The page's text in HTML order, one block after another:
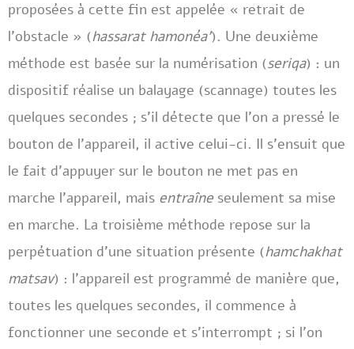
proposées à cette fin est appelée « retrait de
l’obstacle » (hassarat hamonéa’). Une deuxième
méthode est basée sur la numérisation (seriqa) : un
dispositif réalise un balayage (scannage) toutes les
quelques secondes ; s’il détecte que l’on a pressé le
bouton de l’appareil, il active celui-ci. Il s’ensuit que
le fait d’appuyer sur le bouton ne met pas en
marche l’appareil, mais entraîneseulement sa mise
en marche. La troisième méthode repose sur la
perpétuation d’une situation présente (hamchakhat
matsav) : l’appareil est programmé de manière que,
toutes les quelques secondes, il commence à
fonctionner une seconde et s’interrompt ; si l’on